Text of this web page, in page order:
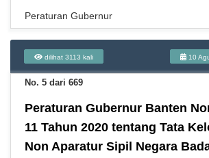
Peraturan Gubernur
dilihat 3113 kali 10
No. 5 dari 669
Peraturan Gubernur Banten
11 Tahun 2020 tentang Tata
Non Aparatur Sipil Negara